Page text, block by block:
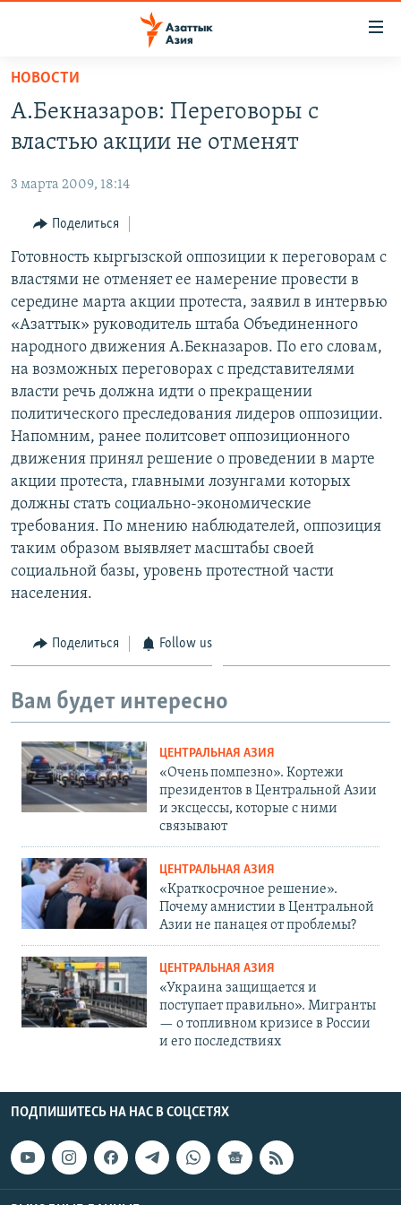
Вернуться
основному
содержанию
навигации
Вернутся
поиску
УЗБЕКИСТАН
ТАДЖИКИСТАН
НА ДРУГИХ ЯЗЫКАХ
ҚАЗАҚША
КЫРГЫЗЧА
ТОҶИКӢ
TÜRKMENÇE
Все сайты РСЕ/РС
НОВОСТИ
А.Бекназаров: Переговоры с
властью акции не отменят
3 марта 2009, 18:14
Поделиться
Готовность кыргызской оппозиции к переговорам с
властями не отменяет ее намерение провести в
середине марта акции протеста, заявил в интервью
«Азаттык» руководитель штаба Объединенного
народного движения А.Бекназаров. По его словам,
на возможных переговорах с представителями
власти речь должна идти о прекращении
политического преследования лидеров оппозиции.
Напомним, ранее политсовет оппозиционного
движения принял решение о проведении в марте
акции протеста, главными лозунгами которых
должны стать социально-экономические
требования. По мнению наблюдателей, оппозиция
таким образом выявляет масштабы своей
социальной базы, уровень протестной части
населения.
Поделиться Follow us
Вам будет интересно
ЦЕНТРАЛЬНАЯ АЗИЯ
«Очень помпезно». Кортежи
президентов в Центральной Азии
и эксцессы, которые с ними
связывают
ЦЕНТРАЛЬНАЯ АЗИЯ
«Краткосрочное решение».
Почему амнистии в Центральной
Азии не панацея от проблемы?
ЦЕНТРАЛЬНАЯ АЗИЯ
«Украина защищается и
поступает правильно». Мигранты
— о топливном кризисе в России
и его последствиях
ПОДПИШИТЕСЬ НА НАС В СОЦСЕТЯХ